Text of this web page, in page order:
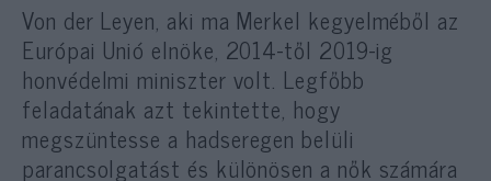
Von der Leyen, aki ma Merkel kegyelméből az
Európai Unió elnöke, 2014-től 2019-ig
honvédelmi miniszter volt. Legfőbb
feladatának azt tekintette, hogy
megszüntesse a hadseregen belüli
parancsolgatást és különösen a nők számára